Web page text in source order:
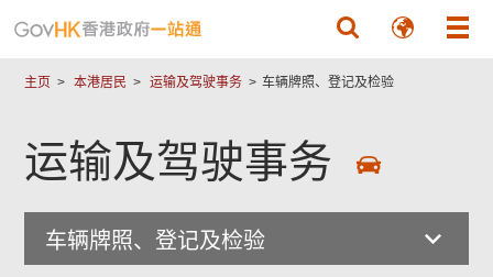
主页 本港居民 运输及驾驶事务 车辆牌照、登记及检验
运输及驾驶事务
车辆牌照、登记及检验